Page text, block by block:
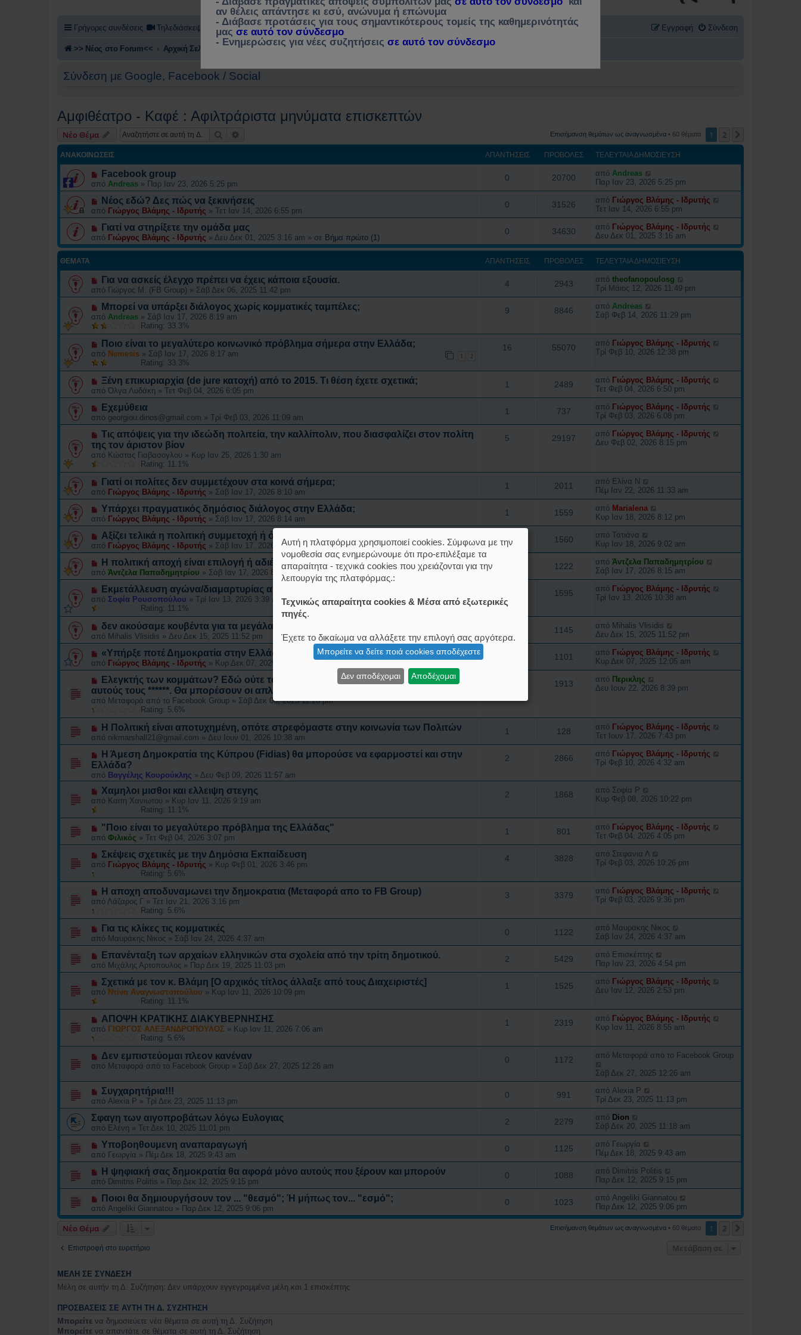
Γρήγορες συνδέσεις Τηλεδιάσκεψη Αίτηση συμμετοχής Συχνές ερωτήσεις mChat Σύνδεση
Εγγραφή
>> Nέος στο Forum<< Αρχική Σελίδα (Home) Συζητήσεις Γέννηση
Σύνδεση με Google, Facebook / Social
Αμφιθέατρο - Καφέ : Αφιλτράριστα μηνύματα επισκεπτών
Νέο Θέμα Αναζήτηση Επισήμανση θεμάτων ως αναγνωσμένα • 60 θέματα 1 2
ΑΝΑΚΟΙΝΏΣΕΙΣ ΑΠΑΝΤΉΣΕΙΣ ΠΡΟΒΟΛΈΣ ΤΕΛΕΥΤΑΊΑ ΔΗΜΟΣΊΕΥΣΗ
Facebook group
από Andreas » Παρ Ιαν 23, 2026 5:25 pm
0 20700 από Andreas
Παρ Ιαν 23, 2026 5:25 pm
Νέος εδώ? Δες πώς να ξεκινήσεις
από Γιώργος Βλάμης - Ιδρυτής » Τετ Ιαν 14, 2026 6:55 pm
0 31526 από Γιώργος Βλάμης - Ιδρυτής
Τετ Ιαν 14, 2026 6:55 pm
Γιατί να στηρίξετε την ομάδα μας
από Γιώργος Βλάμης - Ιδρυτής » Δευ Δεκ 01, 2025 3:16 am » σε Βήμα πρώτο (1)
0 34630 από Γιώργος Βλάμης - Ιδρυτής
Δευ Δεκ 01, 2025 3:16 am
ΘΈΜΑΤΑ ΑΠΑΝΤΉΣΕΙΣ ΠΡΟΒΟΛΈΣ ΤΕΛΕΥΤΑΊΑ ΔΗΜΟΣΊΕΥΣΗ
Για να ασκείς έλεγχο πρέπει να έχεις κάποια εξουσία.
από Γιώργος Μ. (FB Group) » Σάβ Δεκ 06, 2025 11:42 pm
4 2943 από theofanopoulosg
Τρί Μάιος 12, 2026 11:49 pm
Μπορεί να υπάρξει διάλογος χωρίς κομματικές ταμπέλες;
από Andreas » Σάβ Ιαν 17, 2026 8:19 am
Rating: 33.3%
9 8846 από Andreas
Σάβ Φεβ 14, 2026 11:29 pm
Ποιο είναι το μεγαλύτερο κοινωνικό πρόβλημα σήμερα στην Ελλάδα;
από Nemesis » Σάβ Ιαν 17, 2026 8:17 am 1 2
Rating: 33.3%
16 55070 από Γιώργος Βλάμης - Ιδρυτής
Τρί Φεβ 10, 2026 12:38 pm
Ξένη επικυριαρχία (de jure κατοχή) από το 2015. Τι θέση έχετε σχετικά;
από Όλγα Λυδάκη » Τετ Φεβ 04, 2026 6:05 pm
1 2489 από Γιώργος Βλάμης - Ιδρυτής
Τετ Φεβ 04, 2026 6:50 pm
Εχεμύθεια
από georgiou.dinos@gmail.com » Τρί Φεβ 03, 2026 11:09 am
1 737 από Γιώργος Βλάμης - Ιδρυτής
Τρί Φεβ 03, 2026 6:08 pm
Τις απόψεις για την ιδεώδη πολιτεία, την καλλίπολιν, που διασφαλίζει στον πολίτη
της τον άριστον βίον
από Κώστας Γιαβασογλου » Κυρ Ιαν 25, 2026 1:30 am
Rating: 11.1%
5 29197 από Γιώργος Βλάμης - Ιδρυτής
Δευ Φεβ 02, 2026 8:15 pm
Γιατί οι πολίτες δεν συμμετέχουν στα κοινά σήμερα;
από Γιώργος Βλάμης - Ιδρυτής » Σάβ Ιαν 17, 2026 8:10 am
1 2011 από Ελίνα Ν
Πέμ Ιαν 22, 2026 11:33 am
Υπάρχει πραγματικός δημόσιος διάλογος στην Ελλάδα;
από Γιώργος Βλάμης - Ιδρυτής » Σάβ Ιαν 17, 2026 8:14 am
1 1559 από Marialena
Κυρ Ιαν 18, 2026 8:12 pm
Αξίζει τελικά η πολιτική συμμετοχή ή όλα είναι προκαθορισμένα
από Γιώργος Βλάμης - Ιδρυτής » Σάβ Ιαν 17, 2026 8:12 am
1 1560 από Τατιάνα
Κυρ Ιαν 18, 2026 9:02 am
Η πολιτική αποχή είναι επιλογή ή αδιέξοδος;
από Άντζελα Παπαδημητρίου » Σάβ Ιαν 17, 2026 8:15 am
1222 από Άντζελα Παπαδημητρίου
Σάβ Ιαν 17, 2026 8:15 am
Εκμετάλλευση αγώνα/διαμαρτυρίας από επιτήδειους
από Σοφία Ρουσοπούλου » Τρί Ιαν 13, 2026 3:39 am
Rating: 11.1%
1595 από Γιώργος Βλάμης - Ιδρυτής
Τρί Ιαν 13, 2026 10:38 am
δεν ακούσαμε κουβέντα για τα μεγάλα οικονομικά συμφέροντα..
από Mihalis Vlisidis » Δευ Δεκ 15, 2025 11:52 pm
1145 από Mihalis Vlisidis
Δευ Δεκ 15, 2025 11:52 pm
«Υπήρξε ποτέ Δημοκρατία στην Ελλάδα;»
από Γιώργος Βλάμης - Ιδρυτής » Κυρ Δεκ 07, 2025 12:05 am
1101 από Γιώργος Βλάμης - Ιδρυτής
Κυρ Δεκ 07, 2025 12:05 am
Eλεγκτής των κομμάτων? Εδώ ούτε τα δικαστήρια δεν μπορούν να τους ελέγξουν
αυτούς τους ******. Θα μπορέσουν οι απλοί
από Μεταφορά από το Facebook Group » Σάβ Δεκ 06, 2025 11:28 pm
Rating: 5.6%
1913 από Περικλης
Δευ Ιουν 22, 2026 8:39 pm
Η Πολιτική είναι αποτυχημένη, οπότε στρεφόμαστε στην κοινωνία των Πολιτών
από nikmarshall21@gmail.com » Δευ Ιουν 01, 2026 10:38 am
1 128 από Γιώργος Βλάμης - Ιδρυτής
Τετ Ιουν 17, 2026 7:43 pm
Η Άμεση Δημοκρατία της Κύπρου (Fidias) θα μπορούσε να εφαρμοστεί και στην
Ελλάδα?
από Βαγγέλης Κουρούκλης » Δευ Φεβ 09, 2026 11:57 am
2 2866 από Γιώργος Βλάμης - Ιδρυτής
Τρί Φεβ 10, 2026 4:32 am
Χαμηλοι μισθοι και ελλειψη στεγης
από Καιτη Χανιωτου » Κυρ Ιαν 11, 2026 9:19 am
Rating: 11.1%
2 1868 από Σοφία Ρ
Κυρ Φεβ 08, 2026 10:22 pm
"Ποιο είναι το μεγαλύτερο πρόβλημα της Ελλάδας"
από Φιλικός » Τετ Φεβ 04, 2026 3:07 pm
1 801 από Γιώργος Βλάμης - Ιδρυτής
Τετ Φεβ 04, 2026 4:05 pm
Σκέψεις σχετικές με την Δημόσια Εκπαίδευση
από Γιώργος Βλάμης - Ιδρυτής » Κυρ Φεβ 01, 2026 3:46 pm
Rating: 5.6%
4 3828 από Στεφανια Λ
Τρί Φεβ 03, 2026 10:26 pm
H αποχη αποδυναμωνει την δημοκρατια (Μεταφορά απο το FB Group)
από Λάζαρος Γ » Τετ Ιαν 21, 2026 3:16 pm
Rating: 5.6%
3 3379 από Γιώργος Βλάμης - Ιδρυτής
Τρί Φεβ 03, 2026 9:36 pm
Για τις κλίκες τις κομματικές
από Μαυράκης Νικος » Σάβ Ιαν 24, 2026 4:37 am
0 1122 από Μαυράκης Νικος
Σάβ Ιαν 24, 2026 4:37 am
Επανένταξη των αρχαίων ελληνικών στα σχολεία από την τρίτη δημοτικού.
από Μιχάλης Αρτοπουλος » Παρ Δεκ 19, 2025 11:03 pm
2 5429 από Επισκέπτης
Παρ Ιαν 23, 2026 4:54 pm
Σχετικά με τον κ. Βλάμη [Ο αρχικός τίτλος άλλαξε από τους Διαχειριστές]
από Ντίνα Αναγνωστοπούλου » Κυρ Ιαν 11, 2026 10:09 pm
Rating: 11.1%
1 1525 από Γιώργος Βλάμης - Ιδρυτής
Δευ Ιαν 12, 2026 2:53 pm
ΑΠΟΨΗ ΚΡΑΤΙΚΗΣ ΔΙΑΚΥΒΕΡΝΗΣΗΣ
από ΓΙΩΡΓΟΣ ΑΛΕΞΑΝΔΡΟΠΟΥΛΟΣ » Κυρ Ιαν 11, 2026 7:06 am
Rating: 5.6%
1 2319 από Γιώργος Βλάμης - Ιδρυτής
Κυρ Ιαν 11, 2026 8:55 am
Δεν εμπιστεύομαι πλεον κανέναν
από Μεταφορά από το Facebook Group » Σάβ Δεκ 27, 2025 12:26 am
0 1172 από Μεταφορά από το Facebook Group
Σάβ Δεκ 27, 2025 12:26 am
Συγχαρητήρια!!!
από Alexia P » Τρί Δεκ 23, 2025 11:13 pm
0 991 από Alexia P
Τρί Δεκ 23, 2025 11:13 pm
Σφαγη των αιγοπροβάτων λόγω Ευλογιας
από Ελένη » Τετ Δεκ 10, 2025 11:01 pm
2 2279 από Dion
Σάβ Δεκ 20, 2025 11:18 am
Υποβοηθουμενη αναπαραγωγή
από Γεωργία » Πέμ Δεκ 18, 2025 9:43 am
0 1125 από Γεωργία
Πέμ Δεκ 18, 2025 9:43 am
Η ψηφιακή σας δημοκρατία θα αφορά μόνο αυτούς που ξέρουν και μπορούν
από Dimitris Politis » Παρ Δεκ 12, 2025 9:15 pm
0 1088 από Dimitris Politis
Παρ Δεκ 12, 2025 9:15 pm
Ποιοι θα δημιουργήσουν τον ... "θεσμό"; Ή μήπως τον... "εσμό";
από Angeliki Giannatou » Παρ Δεκ 12, 2025 9:06 pm
0 1023 από Angeliki Giannatou
Παρ Δεκ 12, 2025 9:06 pm
Νέο Θέμα Επισήμανση θεμάτων ως αναγνωσμένα • 60 θέματα 1 2
Επιστροφή στο ευρετήριο Μετάβαση σε
ΜΈΛΗ ΣΕ ΣΎΝΔΕΣΗ
Μέλη σε αυτήν τη Δ. Συζήτηση: Δεν υπάρχουν εγγεγραμμένα μέλη και 1 επισκέπτης
ΠΡΟΣΒΆΣΕΙΣ ΣΕ ΑΥΤΉ ΤΗ Δ. ΣΥΖΉΤΗΣΗ
Μπορείτε να δημοσιεύετε νέα θέματα σε αυτή τη Δ. Συζήτηση
Μπορείτε να απαντάτε σε θέματα σε αυτή τη Δ. Συζήτηση
αν θέλεις απάντησε κι εσύ, ανώνυμα ή επώνυμα
- Διάβασε προτάσεις για τους σημαντικότερους τομείς της καθημερινότητάς
μας σε αυτό τον σύνδεσμο
- Eνημερώσεις για νέες συζητήσεις σε αυτό τον σύνδεσμο
Αυτή η πλατφόρμα χρησιμοποιεί cookies. Σύμφωνα με την
νομοθεσία σας ενημερώνουμε ότι προ-επιλέξαμε τα
απαραίτητα - τεχνικά cookies που χρειάζονται για την
λειτουργία της πλατφόρμας.:
Τεχνικώς απαραίτητα cookies & Μέσα από εξωτερικές
πηγές.
Έχετε το δικαίωμα να αλλάξετε την επιλογή σας αργότερα.
Μπορείτε να δείτε ποιά cookies αποδέχεστε
Δεν αποδέχομαι Αποδέχομαι